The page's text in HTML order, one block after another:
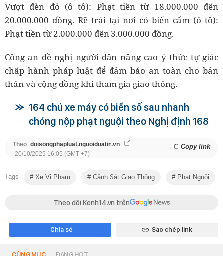
Vượt đèn đỏ (ô tô): Phạt tiền từ 18.000.000 đến
20.000.000 đồng. Rẽ trái tại nơi có biển cấm (ô tô):
Phạt tiền từ 2.000.000 đến 3.000.000 đồng.
Công an đề nghị người dân nâng cao ý thức tự giác
chấp hành pháp luật để đảm bảo an toàn cho bản
thân và cộng đồng khi tham gia giao thông.
164 chủ xe máy có biển số sau nhanh
chóng nộp phạt nguội theo Nghị định 168
Theo doisongphapluat.nguoiduatin.vn Copy link
20/10/2025 16:05 (GMT +7)
Tags Xe Vi Phạm Cảnh Sát Giao Thông Phạt Nguội
Theo dõi Kenh14.vn trên
Chia sẻ Sao chép link
CÙNG MỤC ĐANG HOT